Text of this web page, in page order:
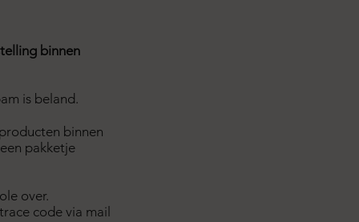
binnen
is beland.
binnen
pakketje
over.
code via mail